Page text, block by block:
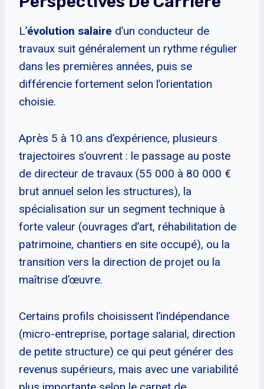
L’évolution salaire d’un conducteur de
travaux suit généralement un rythme régulier
dans les premières années, puis se
différencie fortement selon l’orientation
choisie.
Après 5 à 10 ans d’expérience, plusieurs
trajectoires s’ouvrent : le passage au poste
de directeur de travaux (55 000 à 80 000 €
brut annuel selon les structures), la
spécialisation sur un segment technique à
forte valeur (ouvrages d’art, réhabilitation de
patrimoine, chantiers en site occupé), ou la
transition vers la direction de projet ou la
maîtrise d’œuvre.
Certains profils choisissent l’indépendance
(micro-entreprise, portage salarial, direction
de petite structure) ce qui peut générer des
revenus supérieurs, mais avec une variabilité